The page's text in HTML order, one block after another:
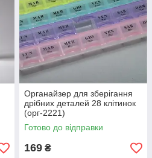
Органайзер для зберігання
дрібних деталей 28 клітинок
(орг-2221)
Готово до відправки
169 ₴